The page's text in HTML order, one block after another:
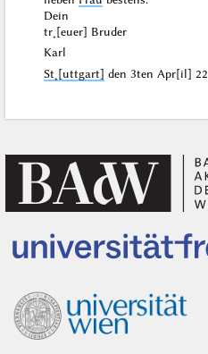
Dein
tr˖[euer] Bruder
Karl
St˖[uttgart] den 3ten Apr[il] 22